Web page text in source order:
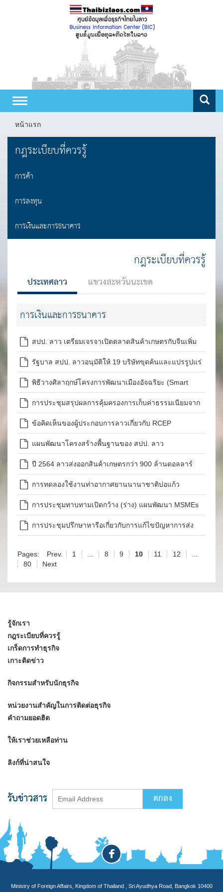
Toggle
navigation
หน้าแรก
กฎระเบียบที่ควรรู้
การค้า
การลงทุน
การเงินและการธนาคาร
กฎระเบียบที่ควรรู้
ประเทศลาว แขวงสะหวันนะเขต
การเงินและการธนาคาร
สปป. ลาว เตรียมเจรจาเปิดตลาดสินค้าเกษตรกับจีนเพิ่ม
อีก 22 ชนิด
รัฐบาล สปป. ลาวอนุมัติให้ 19 บริษัทขุดค้นและแปรรูปแร่
เหล็ก
พิธีวางศิลาฤกษ์โครงการพัฒนาเมืองอัจฉริยะ (Smart
City) เขตนิคมอุตสาหกรรม นครหลวงเวียงจันทน์
การประชุมสรุปผลการคุ้มครองการเก็บค่าธรรมเนียมจาก
ธุรกิจน้ำมันเชื้อเพลิงและแนวโน้มปี 2565
ข้อคิดเห็นของผู้ประกอบการลาวเกี่ยวกับ RCEP
แผนพัฒนาโครงสร้างพื้นฐานของ สปป. ลาว
ปี 2564 ลาวส่งออกสินค้าเกษตรกว่า 900 ล้านดอลลาร์
สหรัฐ
การทดลองใช้งานท่าอากาศยานนานาชาติบ่อแก้ว
การประชุมทาบทามเปิดกว้าง (ร่าง) แผนพัฒนา MSMEs
ปี 2564-2568
การประชุมปรึกษาหารือเกี่ยวกับการแก้ไขปัญหาการส่ง
Pages:
Prev. 1 8 9 10 11 12
80
Next
รู้จักเรา
กฎระเบียบที่ควรรู้
เกร็ดการทำธุรกิจ
เกาะติดข่าว
กิจกรรมสำหรับนักธุรกิจ
หน่วยงานสำคัญในการติดต่อธุรกิจ
คำถามยอดฮิต
ให้เราช่วยเหลือท่าน
ลิงก์ที่น่าสนใจ
รับข่าวสาร
Ministry of Foreign Affairs, Kingdom of Thailand , Sri Ayudhya Road, Bangkok 10400